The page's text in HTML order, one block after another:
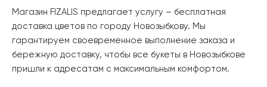
Магазин FIZALIS предлагает услугу – бесплатная
доставка цветов по городу Новозыбкову. Мы
гарантируем своевременное выполнение заказа и
бережную доставку, чтобы все букеты в Новозыбкове
пришли к адресатам с максимальным комфортом.